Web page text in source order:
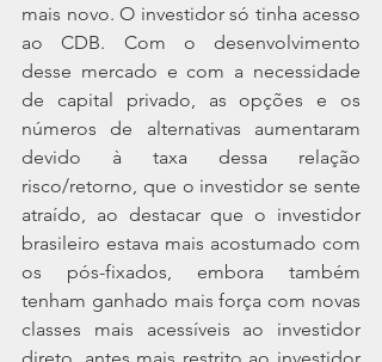
mais novo. O investidor só tinha acesso
ao CDB. Com o desenvolvimento
desse mercado e com a necessidade
de capital privado, as opções e os
números de alternativas aumentaram
devido à taxa dessa relação
risco/retorno, que o investidor se sente
atraído, ao destacar que o investidor
brasileiro estava mais acostumado com
os pós-fixados, embora também
tenham ganhado mais força com novas
classes mais acessíveis ao investidor